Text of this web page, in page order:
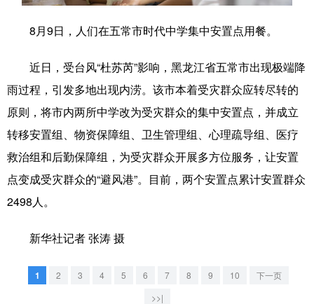
文化产业
地方频道
山东 河南 湖北 湖南
8月9日，人们在五常市时代中学集中安置点用餐。
近日，受台风“杜苏芮”影响，黑龙江省五常市出现极端降
雨过程，引发多地出现内涝。该市本着受灾群众应转尽转的
原则，将市内两所中学改为受灾群众的集中安置点，并成立
转移安置组、物资保障组、卫生管理组、心理疏导组、医疗
救治组和后勤保障组，为受灾群众开展多方位服务，让安置
点变成受灾群众的“避风港”。目前，两个安置点累计安置群众
2498人。
新华社记者 张涛 摄
1 2 3 4 5 6 7 8 9 10
下一页
>>|